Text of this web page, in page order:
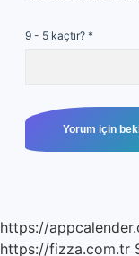
9 - 5 kaçtır? *
https://
https://fizza.com.tr